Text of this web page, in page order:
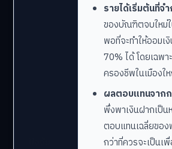
รายได้เริ่มต้นที่จ
ของบัณฑิตจบใหม่
พอที่จะทำให้ออมเ
70% ได้ โดยเฉพา
ครองชีพในเมืองใ
ผลตอบแทนจาก
พึ่งพาเงินฝากเป็น
ตอบแทนเฉลี่ยขอ
กว่าที่ควรจะเป็นเ